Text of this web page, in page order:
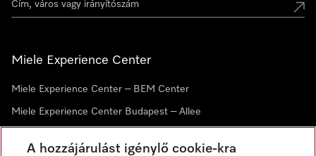
Miele Experience Center
Miele Experience Center – BEM Center
Miele Experience Center Budapest – Allee
A hozzájárulást igénylő cookie-kra